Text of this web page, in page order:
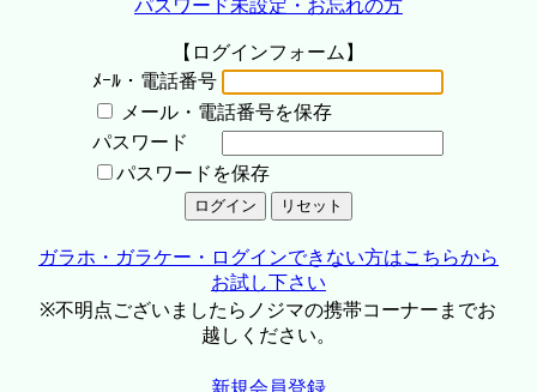
パスワード未設定・お忘れの方
【ログインフォーム】
ﾒｰﾙ・電話番号
メール・電話番号を保存
パスワード
パスワードを保存
ガラホ・ガラケー・ログインできない方はこちらから
お試し下さい
※不明点ございましたらノジマの携帯コーナーまでお
越しください。